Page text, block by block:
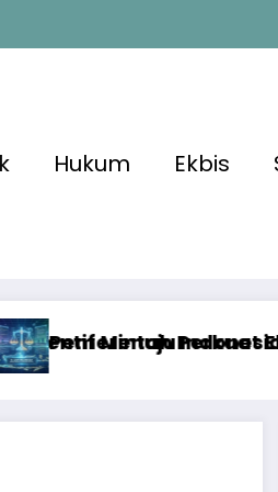
Hukum Ekbis
Sehat
Media Digital